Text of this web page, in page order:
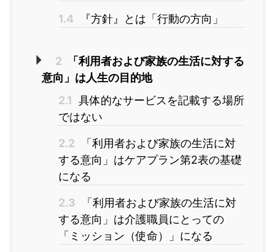
1.4 『方針』とは「行動の方向」
2
「利用者および家族の生活に対する
意向」は人生の目的地
2.1 具体的なサービスを記載する場所
ではない
2.2
「利用者および家族の生活に対
する意向」はケアプラン第2表の基礎
になる
2.3
「利用者および家族の生活に対
する意向」は介護職員にとっての
「ミッション（使命）」になる